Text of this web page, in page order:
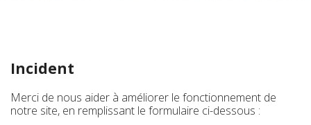
Incident
Merci de nous aider à améliorer le fonctionnement de
notre site, en remplissant le formulaire ci-dessous :